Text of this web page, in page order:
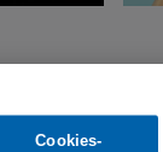
Cookies-